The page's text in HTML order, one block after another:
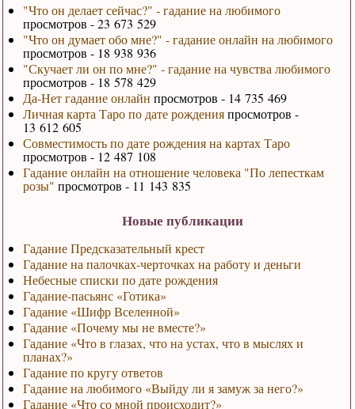
"Что он делает сейчас?" - гадание на любимого
просмотров - 23 673 529
"Что он думает обо мне?" - гадание онлайн на любимого
просмотров - 18 938 936
"Скучает ли он по мне?" - гадание на чувства любимого
просмотров - 18 578 429
Да-Нет гадание онлайн просмотров - 14 735 469
Личная карта Таро по дате рожденияпросмотров -
13 612 605
Совместимость по дате рождения на картах Таро
просмотров - 12 487 108
Гадание онлайн на отношение человека "По лепесткам
розы" просмотров - 11 143 835
Новые публикации
Гадание Предсказательный крест
Гадание на палочках-черточках на работу и деньги
Небесные списки по дате рождения
Гадание-пасьянс «Готика»
Гадание «Шифр Вселенной»
Гадание «Почему мы не вместе?»
Гадание «Что в глазах, что на устах, что в мыслях и
планах?»
Гадание по кругу ответов
Гадание на любимого «Выйду ли я замуж за него?»
Гадание «Что со мной происходит?»